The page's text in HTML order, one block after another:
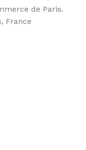
de Paris.
France